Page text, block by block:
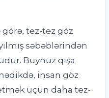
tez-tez göz
səbəblərindən
Buynuz qişa
insan göz
üçün daha tez-